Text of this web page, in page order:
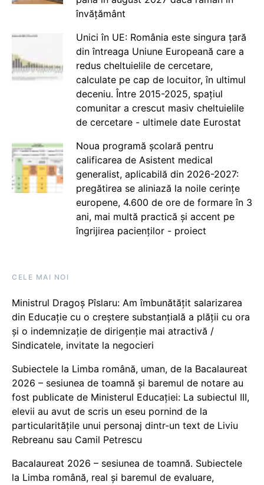
învățământ
Unici în UE: România este singura țară
din întreaga Uniune Europeană care a
redus cheltuielile de cercetare,
calculate pe cap de locuitor, în ultimul
deceniu. Între 2015-2025, spațiul
comunitar a crescut masiv cheltuielile
de cercetare - ultimele date Eurostat
Noua programă școlară pentru
calificarea de Asistent medical
generalist, aplicabilă din 2026-2027:
pregătirea se aliniază la noile cerințe
europene, 4.600 de ore de formare în 3
ani, mai multă practică și accent pe
îngrijirea pacienților - proiect
CELE MAI NOI
Ministrul Dragoș Pîslaru: Am îmbunătățit salarizarea
din Educație cu o creștere substanțială a plății cu ora
și o indemnizație de dirigenție mai atractivă /
Sindicatele, invitate la negocieri
Subiectele la Limba română, uman, de la Bacalaureat
2026 – sesiunea de toamnă și baremul de notare au
fost publicate de Ministerul Educației: La subiectul III,
elevii au avut de scris un eseu pornind de la
particularitățile unui personaj dintr-un text de Liviu
Rebreanu sau Camil Petrescu
Bacalaureat 2026 – sesiunea de toamnă. Subiectele
la Limba română, real și baremul de evaluare,